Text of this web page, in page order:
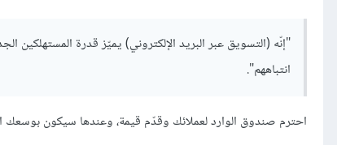
"إنّه (التسويق عبر البريد الإلكتروني) يميّز قدرة
انتباههم".
احترم صندوق الوارد لعملائك وقدّم قيمة، وعندها سيكون بوسعك